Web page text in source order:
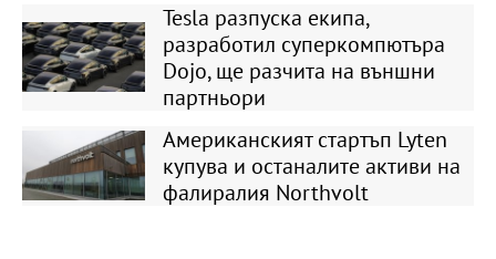
Tesla разпуска екипа,
разработил суперкомпютъра
Dojo, ще разчита на външни
партньори
Американският стартъп Lyten
купува и останалите активи на
фалиралия Northvolt